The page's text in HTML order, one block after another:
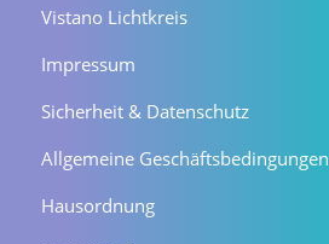
Vistano Lichtkreis
Impressum
Sicherheit & Datenschutz
Allgemeine Geschäftsbedingungen
Hausordnung